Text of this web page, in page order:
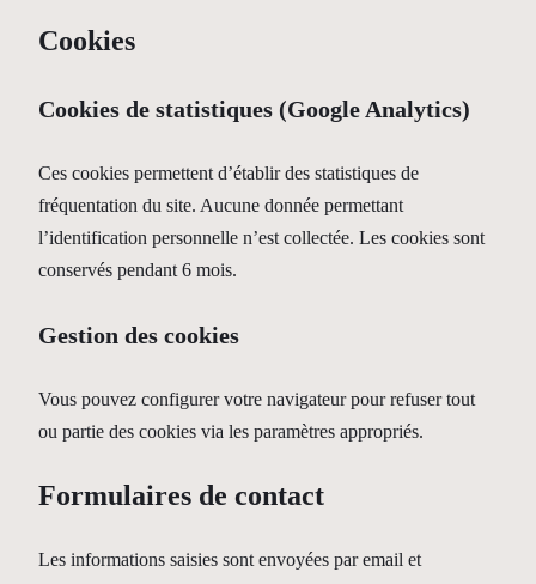
Cookies
Cookies de statistiques (Google Analytics)
Ces cookies permettent d’établir des statistiques de
fréquentation du site. Aucune donnée permettant
l’identification personnelle n’est collectée. Les cookies sont
conservés pendant 6 mois.
Gestion des cookies
Vous pouvez configurer votre navigateur pour refuser tout
ou partie des cookies via les paramètres appropriés.
Formulaires de contact
Les informations saisies sont envoyées par email et